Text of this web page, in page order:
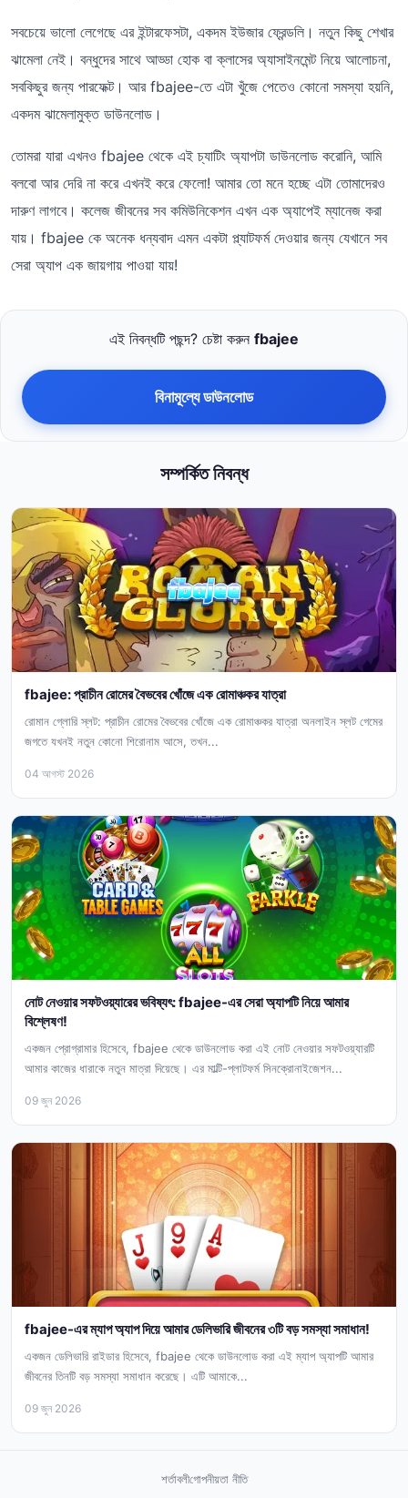
সবচেয়ে ভালো লেগেছে এর ইন্টারফেসটা, একদম ইউজার ফ্রেন্ডলি। নতুন কিছু শেখার
ঝামেলা নেই। বন্ধুদের সাথে আড্ডা হোক বা ক্লাসের অ্যাসাইনমেন্ট নিয়ে আলোচনা,
সবকিছুর জন্য পারফেক্ট। আর fbajee-তে এটা খুঁজে পেতেও কোনো সমস্যা হয়নি,
একদম ঝামেলামুক্ত ডাউনলোড।
তোমরা যারা এখনও fbajee থেকে এই চ্যাটিং অ্যাপটা ডাউনলোড করোনি, আমি
বলবো আর দেরি না করে এখনই করে ফেলো! আমার তো মনে হচ্ছে এটা তোমাদেরও
দারুণ লাগবে। কলেজ জীবনের সব কমিউনিকেশন এখন এক অ্যাপেই ম্যানেজ করা
যায়। fbajee কে অনেক ধন্যবাদ এমন একটা প্ল্যাটফর্ম দেওয়ার জন্য যেখানে সব
সেরা অ্যাপ এক জায়গায় পাওয়া যায়!
এই নিবন্ধটি পছন্দ? চেষ্টা করুন fbajee
বিনামূল্যে ডাউনলোড
সম্পর্কিত নিবন্ধ
fbajee: প্রাচীন রোমের বৈভবের খোঁজে এক রোমাঞ্চকর যাত্রা
রোমান গ্লোরি স্লট: প্রাচীন রোমের বৈভবের খোঁজে এক রোমাঞ্চকর যাত্রা অনলাইন স্লট গেমের
জগতে যখনই নতুন কোনো শিরোনাম আসে, তখন...
04 আগস্ট 2026
নোট নেওয়ার সফটওয়্যারের ভবিষ্যৎ: fbajee-এর সেরা অ্যাপটি নিয়ে আমার
বিশ্লেষণ!
একজন প্রোগ্রামার হিসেবে, fbajee থেকে ডাউনলোড করা এই নোট নেওয়ার সফটওয়্যারটি
আমার কাজের ধারাকে নতুন মাত্রা দিয়েছে। এর মাল্টি-প্লাটফর্ম সিনক্রোনাইজেশন...
09 জুন 2026
fbajee-এর ম্যাপ অ্যাপ দিয়ে আমার ডেলিভারি জীবনের ৩টি বড় সমস্যা সমাধান!
একজন ডেলিভারি রাইডার হিসেবে, fbajee থেকে ডাউনলোড করা এই ম্যাপ অ্যাপটি আমার
জীবনের তিনটি বড় সমস্যা সমাধান করেছে। এটি আমাকে...
09 জুন 2026
শর্তাবলীগোপনীয়তা নীতি